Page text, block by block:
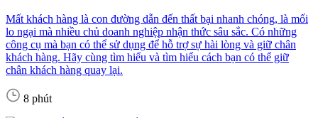
Mất khách hàng là con đường dẫn đến thất bại nhanh chóng, là mối
lo ngại mà nhiều chủ doanh nghiệp nhận thức sâu sắc. Có những
công cụ mà bạn có thể sử dụng để hỗ trợ sự hài lòng và giữ chân
khách hàng. Hãy cùng tìm hiểu và tìm hiểu cách bạn có thể giữ
chân khách hàng quay lại.
8 phút